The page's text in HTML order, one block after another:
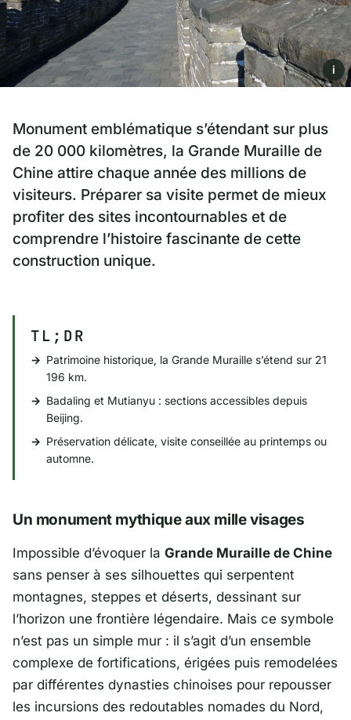
i
Monument emblématique s’étendant sur plus
de 20 000 kilomètres, la Grande Muraille de
Chine attire chaque année des millions de
visiteurs. Préparer sa visite permet de mieux
profiter des sites incontournables et de
comprendre l’histoire fascinante de cette
construction unique.
TL;DR
Patrimoine historique, la Grande Muraille s’étend sur 21
196 km.
Badaling et Mutianyu : sections accessibles depuis
Beijing.
Préservation délicate, visite conseillée au printemps ou
automne.
Un monument mythique aux mille visages
Impossible d’évoquer la Grande Muraille de Chine
sans penser à ses silhouettes qui serpentent
montagnes, steppes et déserts, dessinant sur
l’horizon une frontière légendaire. Mais ce symbole
n’est pas un simple mur : il s’agit d’un ensemble
complexe de fortifications, érigées puis remodelées
par différentes dynasties chinoises pour repousser
les incursions des redoutables nomades du Nord,